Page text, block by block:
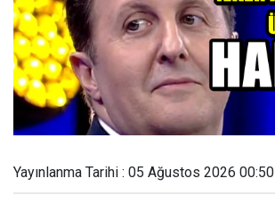
Yayınlanma Tarihi : 05 Ağustos 2026 00:50